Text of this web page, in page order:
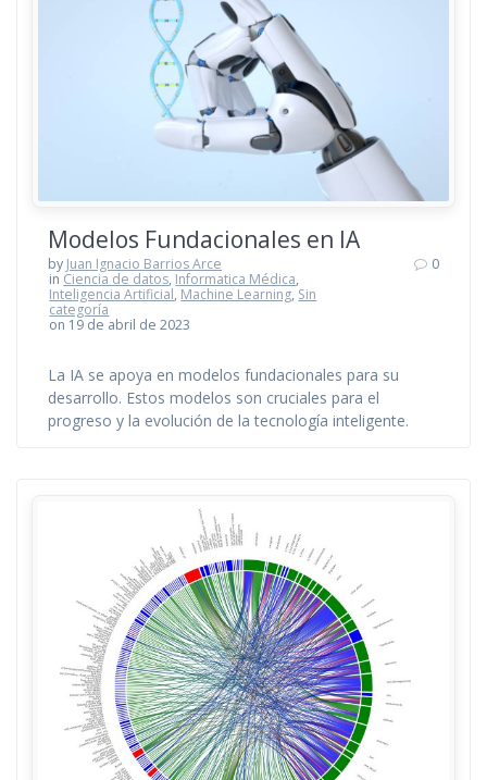
Modelos Fundacionales en IA
by Juan Ignacio Barrios Arce
in Ciencia de datos, Informatica Médica,
Inteligencia Artificial, Machine Learning, Sin
categoría
on 19 de abril de 2023
0
La IA se apoya en modelos fundacionales para su
desarrollo. Estos modelos son cruciales para el
progreso y la evolución de la tecnología inteligente.